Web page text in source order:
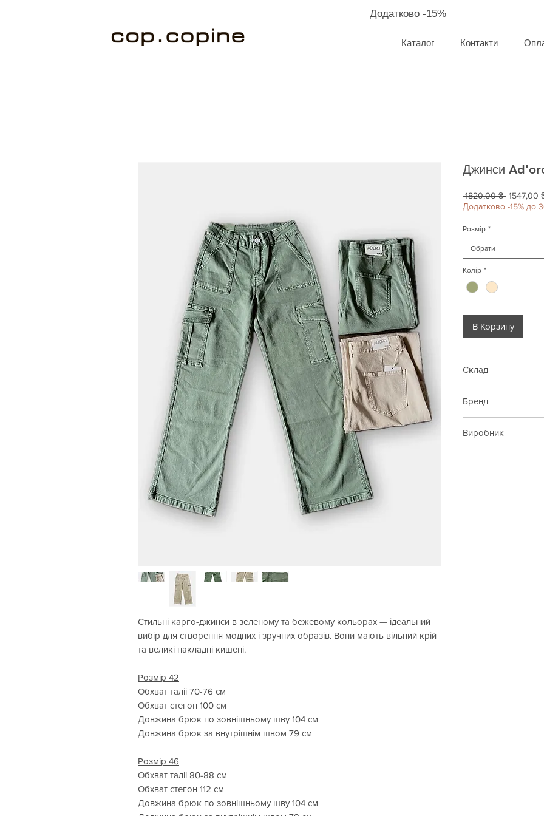
Додатково -15%
Каталог Контакти
Стильні карго-джинси в зеленому та бежевому кольорах — ідеальний
вибір для створення модних і зручних образів. Вони мають вільний крій
та великі накладні кишені.
Розмір 42
Обхват таліі 70-76 см
Обхват стегон 100 см
Довжина брюк по зовнішньому шву 104 см
Довжина брюк за внутрішнім швом 79 см
Розмір 46
Обхват таліі 80-88 см
Обхват стегон 112 см
Довжина брюк по зовнішньому шву 104 см
Джинси
1820,00 ₴ Звичайна
ціна
1547,00
Додатково -15% до
Розмір *
Обрати
Колір *
В Корзину
Склад
Бренд
Виробник